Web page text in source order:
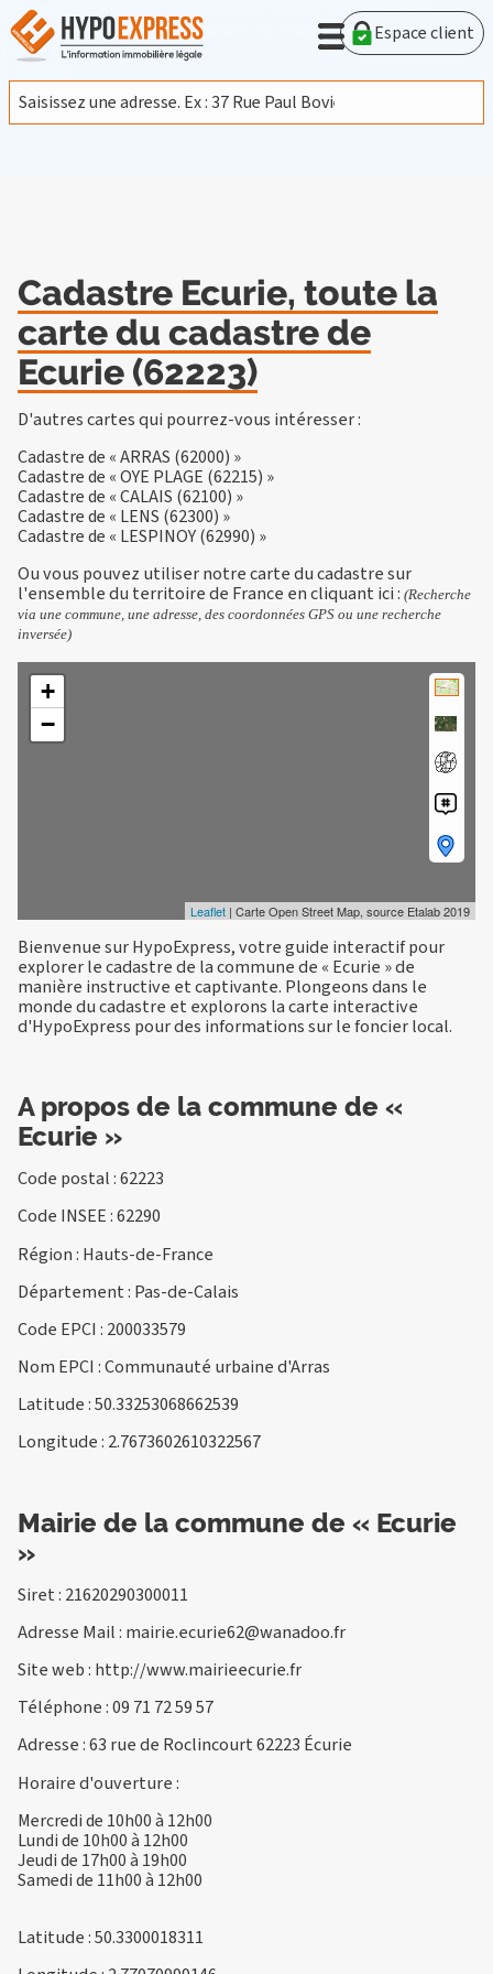
En poursuivant votre navigation sur ce site, vous acceptez
l'utilisation de cookies provenant de Google afin d'analyser le
trafic.En savoir plus
J'accepte
Espace client
Cadastre Ecurie, toute la
carte du cadastre de
Ecurie (62223)
D'autres cartes qui pourrez-vous intéresser :
Cadastre de « ARRAS (62000) »
Cadastre de « OYE PLAGE (62215) »
Cadastre de « CALAIS (62100) »
Cadastre de « LENS (62300) »
Cadastre de « LESPINOY (62990) »
Ou vous pouvez utiliser notre carte du cadastre sur
l'ensemble du territoire de France encliquant ici: (Recherche
via une commune, une adresse, des coordonnées GPS ou une recherche
inversée)
+
−
Leaflet | Carte Open Street Map, source Etalab 2019
Bienvenue sur HypoExpress, votre guide interactif pour
explorer le cadastre de la commune de « Ecurie » de
manière instructive et captivante. Plongeons dans le
monde du cadastre et explorons la carte interactive
d'HypoExpress pour des informations sur le foncier local.
A propos de la commune de «
Ecurie »
Code postal : 62223
Code INSEE : 62290
Région : Hauts-de-France
Département : Pas-de-Calais
Code EPCI : 200033579
Nom EPCI : Communauté urbaine d'Arras
Latitude : 50.33253068662539
Longitude : 2.7673602610322567
Mairie de la commune de « Ecurie
»
Siret : 21620290300011
Adresse Mail : mairie.ecurie62@wanadoo.fr
Site web : http://www.mairieecurie.fr
Téléphone :09 71 72 59 57
Adresse : 63 rue de Roclincourt 62223 Écurie
Horaire d'ouverture :
Mercredi de 10h00 à 12h00
Lundi de 10h00 à 12h00
Jeudi de 17h00 à 19h00
Samedi de 11h00 à 12h00
Latitude : 50.3300018311